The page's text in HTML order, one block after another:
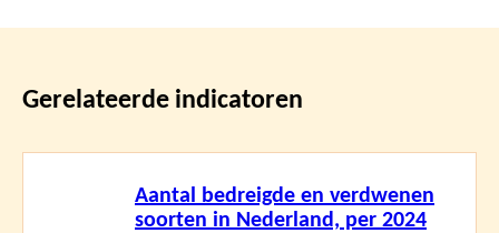
Gerelateerde indicatoren
Aantal bedreigde en verdwenen
soorten in Nederland, per 2024